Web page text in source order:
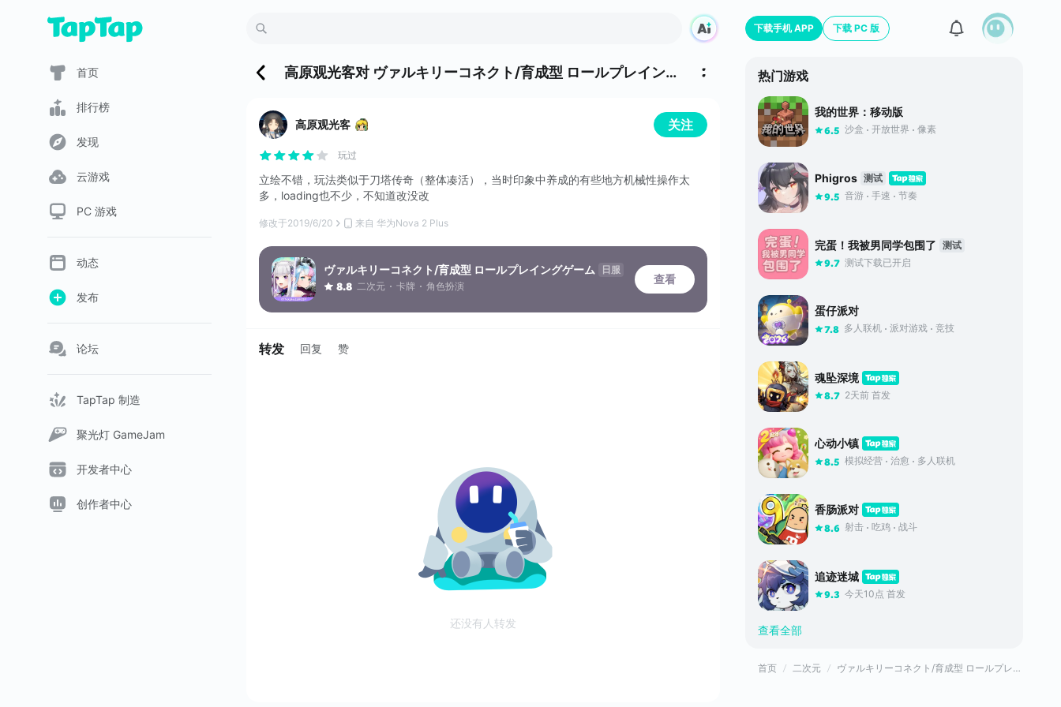
首页
排行榜
发现
云游戏
PC 游戏
动态
发布
论坛
TapTap 制造
聚光灯 GameJam
开发者中心
创作者中心
高原观光客对 ヴァルキリーコネクト/育成型 ロールプレイングゲーム 的评价
高原观光客 关注
玩过
立绘不错，玩法类似于刀塔传奇（整体凑活），当时印象中养成的有些地方机械性操作太
多，loading也不少，不知道改没改
修改于2019/6/20 来自 华为Nova 2 Plus
ヴァルキリーコネクト/育成型 ロールプレイングゲーム 日服
8.8 二次元 卡牌 角色扮演
查看
转发 回复 赞
还没有人转发
下载手机 APP 下载 PC 版
热门游戏
我的世界：移动版
6.5 沙盒 开放世界 像素
Phigros 测试
9.5 音游 手速 节奏
完蛋！我被男同学包围了 测试
9.7 测试下载已开启
蛋仔派对
7.8 多人联机 派对游戏 竞技
魂坠深境
8.7 2天前 首发
心动小镇
8.5 模拟经营 治愈 多人联机
香肠派对
8.6 射击 吃鸡 战斗
追迹迷城
9.3 今天10点 首发
查看全部
首页 二次元 ヴァルキリーコネクト/育成型 ロールプレイングゲーム